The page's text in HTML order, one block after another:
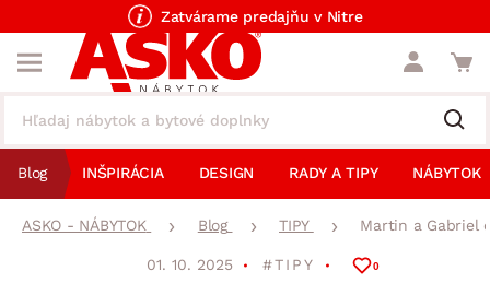
Zatvárame predajňu v Nitre
Blog INŠPIRÁCIA DESIGN RADY A TIPY NÁBYTOK
ASKO - NÁBYTOK Blog TIPY Martin a Gabriel
01. 10. 2025 #TIPY 0